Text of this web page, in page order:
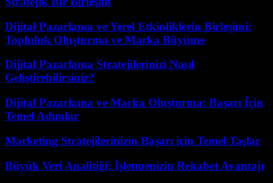
Dijital Pazarlama ve Yerel Etkinliklerin Birleşimi:
Topluluk Oluşturma ve Marka Büyüme
Dijital Pazarlama Stratejilerinizi Nasıl
Geliştirebilirsiniz?
Dijital Pazarlama ve Marka Oluşturma: Başarı İçin
Temel Adımlar
Marketing Stratejilerinizin Başarı için Temel Taşlar
Büyük Veri Analitiği: İşletmenizin Rekabet Avantajı